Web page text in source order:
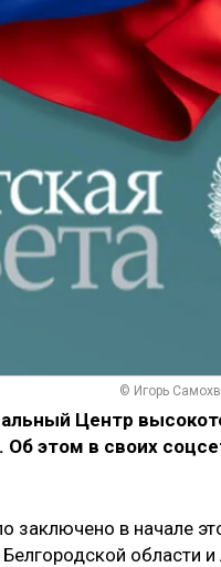
© Игорь
Центр
Об этом в своих
заключено в начале
области